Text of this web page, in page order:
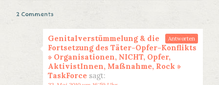
2 Comments
Genitalverstümmelung & die
Fortsetzung des Täter-Opfer-Konflikts
» Organisationen, NICHT, Opfer,
AktivistInnen, Maßnahme, Rock »
TaskForce sagt:
Antworten